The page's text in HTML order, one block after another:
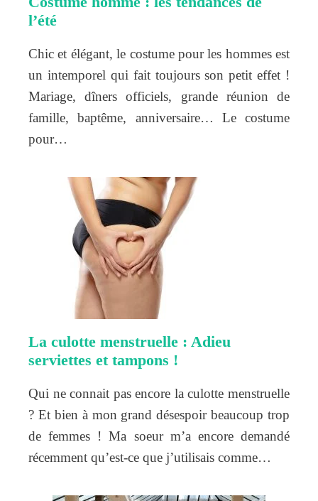
l’été
Chic et élégant, le costume pour les hommes est
un intemporel qui fait toujours son petit effet !
Mariage, dîners officiels, grande réunion de
famille, baptême, anniversaire… Le costume
pour…
La culotte menstruelle : Adieu
serviettes et tampons !
Qui ne connait pas encore la culotte menstruelle
? Et bien à mon grand désespoir beaucoup trop
de femmes ! Ma soeur m’a encore demandé
récemment qu’est-ce que j’utilisais comme…